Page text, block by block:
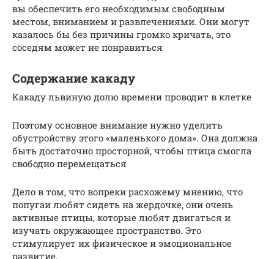
вы обеспечить его необходимым свободным
местом, вниманием и развлечениями. Они могут
казалось бы без причины громко кричать, это
соседям может не понравиться
Содержание какаду
Какаду львиную долю времени проводит в клетке
Поэтому основное внимание нужно уделить
обустройству этого «маленького дома». Она должна
быть достаточно просторной, чтобы птица смогла
свободно перемещаться
Дело в том, что вопреки расхожему мнению, что
попугаи любят сидеть на жердочке, они очень
активные птицы, которые любят двигаться и
изучать окружающее пространство. Это
стимулирует их физическое и эмоциональное
развитие.